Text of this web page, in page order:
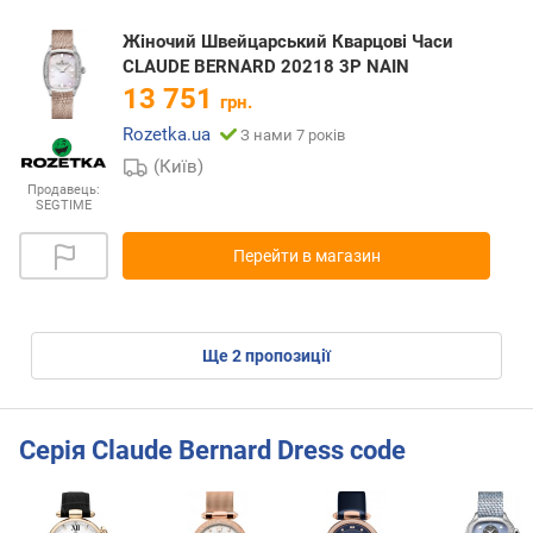
Продавець:
SEGTIME
Жіночий Швейцарський Кварцові Часи
CLAUDE BERNARD 20218 3P NAIN
13 751 грн.
Rozetka.ua
З нами 7 років
(Київ)
Перейти в магазин
ще2пропозиції
Серія Claude Bernard Dress code